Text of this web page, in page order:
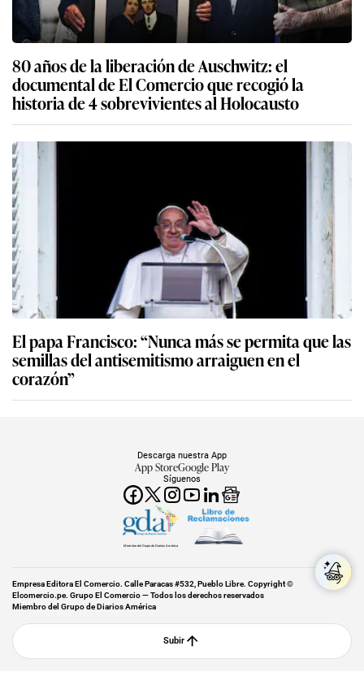
80 años de la liberación de Auschwitz: el
documental de El Comercio que recogió la
historia de 4 sobrevivientes al Holocausto
El papa Francisco: “Nunca más se permita que las
semillas del antisemitismo arraiguen en el
corazón”
Síguenos
Descarga nuestra App
App StoreGoogle Play
Miembro del Grupo de Diarios América
Empresa Editora El Comercio. Calle Paracas #532, Pueblo Libre. Copyright ©
Elcomercio.pe. Grupo El Comercio — Todos los derechos reservados
Miembro del Grupo de Diarios América
Subir